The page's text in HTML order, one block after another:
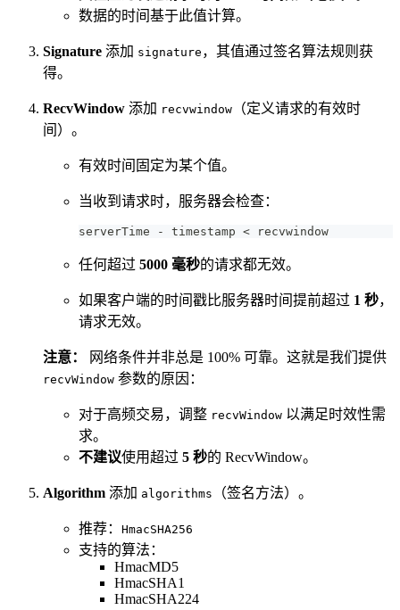
数据的时间基于此值计算。
Signature 添加 signature ，其值通过签名算法规则获
得。
RecvWindow 添加 recvwindow （定义请求的有效时
间）。
有效时间固定为某个值。
当收到请求时，服务器会检查：
serverTime - timestamp < recvwindow
任何超过 5000 毫秒的请求都无效。
如果客户端的时间戳比服务器时间提前超过 1 秒，
请求无效。
注意： 网络条件并非总是 100% 可靠。这就是我们提供
recvWindow 参数的原因：
对于高频交易，调整 recvWindow 以满足时效性需
求。
不建议使用超过 5 秒的 RecvWindow。
Algorithm 添加 algorithms （签名方法）。
推荐： HmacSHA256
支持的算法：
HmacMD5
HmacSHA1
HmacSHA224